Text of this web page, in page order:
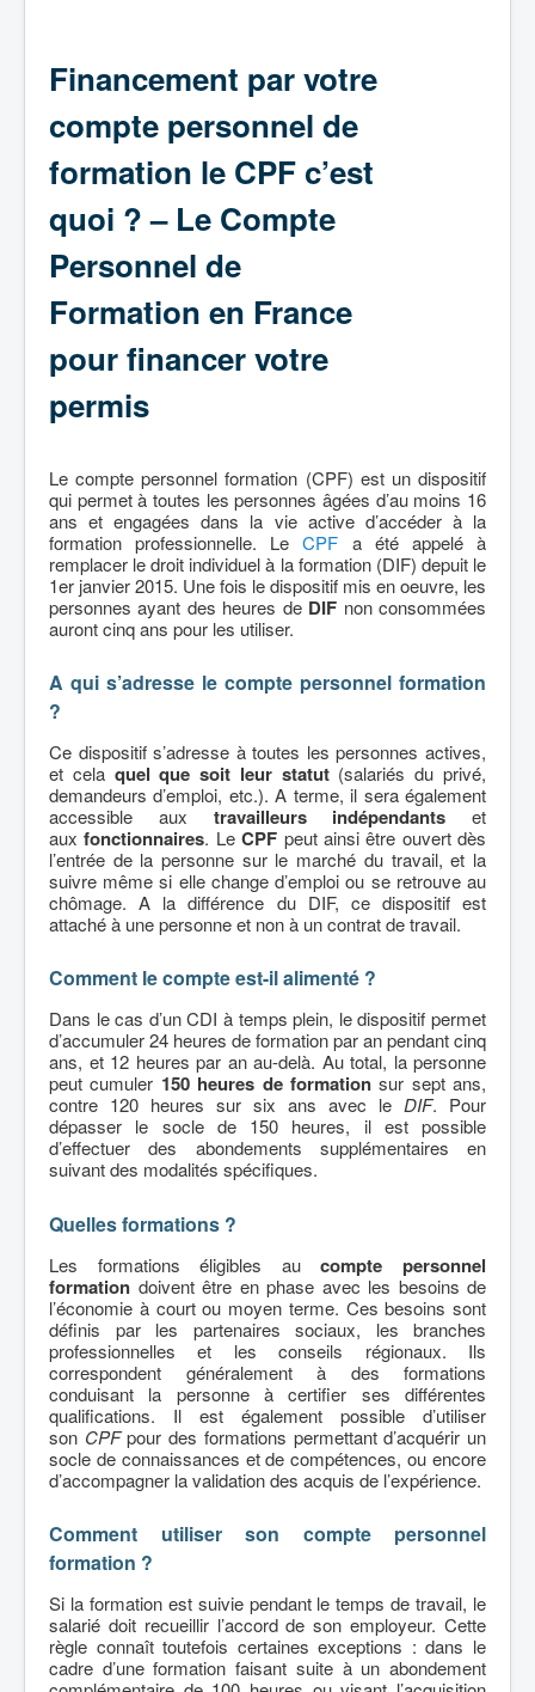
Financement par votre
compte personnel de
formation le CPF c’est
quoi ? – Le Compte
Personnel de
Formation en France
pour financer votre
permis
Le compte personnel formation (CPF) est un dispositif
qui permet à toutes les personnes âgées d’au moins 16
ans et engagées dans la vie active d’accéder à la
formation professionnelle. LeCPF a été appelé à
remplacer le droit individuel à la formation (DIF) depuit le
1er janvier 2015. Une fois le dispositif mis en oeuvre, les
personnes ayant des heures de DIF non consommées
auront cinq ans pour les utiliser.
A qui s’adresse le compte personnel formation
?
Ce dispositif s’adresse à toutes les personnes actives,
et cela quel que soit leur statut(salariés du privé,
demandeurs d’emploi, etc.). A terme, il sera également
accessible aux travailleurs indépendants et
auxfonctionnaires. LeCPF peut ainsi être ouvert dès
l’entrée de la personne sur le marché du travail, et la
suivre même si elle change d’emploi ou se retrouve au
chômage. A la différence du DIF, ce dispositif est
attaché à une personne et non à un contrat de travail.
Comment le compte est-il alimenté ?
Dans le cas d’un CDI à temps plein, le dispositif permet
d’accumuler 24 heures de formation par an pendant cinq
ans, et 12 heures par an au-delà. Au total, la personne
peut cumuler 150 heures de formationsur sept ans,
contre 120 heures sur six ans avec le DIF. Pour
dépasser le socle de 150 heures, il est possible
d’effectuer des abondements supplémentaires en
suivant des modalités spécifiques.
Quelles formations ?
Les formations éligibles aucompte personnel
formation doivent être en phase avec les besoins de
l’économie à court ou moyen terme. Ces besoins sont
définis par les partenaires sociaux, les branches
professionnelles et les conseils régionaux. Ils
correspondent généralement à des formations
conduisant la personne à certifier ses différentes
qualifications. Il est également possible d’utiliser
son CPFpour des formations permettant d’acquérir un
socle de connaissances et de compétences, ou encore
d’accompagner la validation des acquis de l’expérience.
Comment utiliser son compte personnel
formation ?
Si la formation est suivie pendant le temps de travail, le
salarié doit recueillir l’accord de son employeur. Cette
règle connaît toutefois certaines exceptions : dans le
cadre d’une formation faisant suite à un abondement